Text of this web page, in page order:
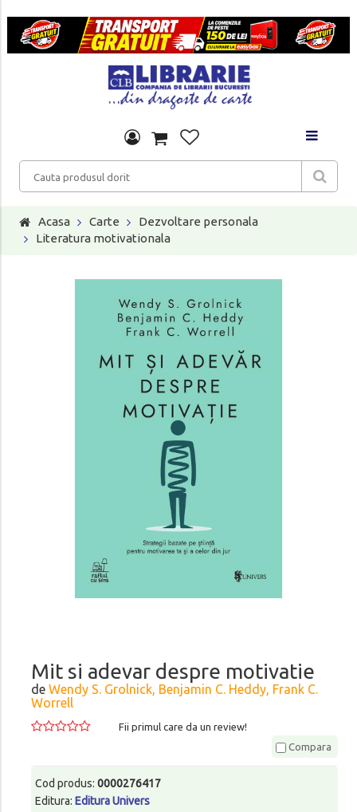
Acasa Carte
Dezvoltare personala
Literatura motivationala
Mit si adevar despre motivatie
de Wendy S. Grolnick, Benjamin C. Heddy, Frank C.
Worrell
Fii primul care da un review!
Compara
Cod produs: 0000276417
Editura: Editura Univers